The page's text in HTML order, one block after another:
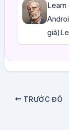
Learn
TRƯỚC ĐÓ